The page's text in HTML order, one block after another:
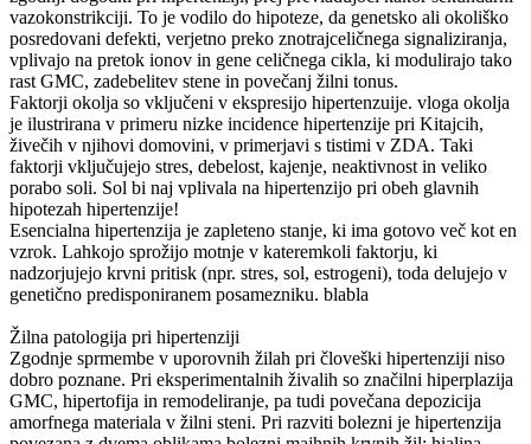
vazokonstrikciji. To je vodilo do hipoteze, da genetsko ali okoliško
posredovani defekti, verjetno preko znotrajceličnega signaliziranja,
vplivajo na pretok ionov in gene celičnega cikla, ki modulirajo tako
rast GMC, zadebelitev stene in povečanj žilni tonus.
Faktorji okolja so vključeni v ekspresijo hipertenzuije. vloga okolja
je ilustrirana v primeru nizke incidence hipertenzije pri Kitajcih,
živečih v njihovi domovini, v primerjavi s tistimi v ZDA. Taki
faktorji vključujejo stres, debelost, kajenje, neaktivnost in veliko
porabo soli. Sol bi naj vplivala na hipertenzijo pri obeh glavnih
hipotezah hipertenzije!
Esencialna hipertenzija je zapleteno stanje, ki ima gotovo več kot en
vzrok. Lahkojo sprožijo motnje v kateremkoli faktorju, ki
nadzorjujejo krvni pritisk (npr. stres, sol, estrogeni), toda delujejo v
genetično predisponiranem posamezniku. blabla
Žilna patologija pri hipertenziji
Zgodnje sprmembe v uporovnih žilah pri človeški hipertenziji niso
dobro poznane. Pri eksperimentalnih živalih so značilni hiperplazija
GMC, hipertofija in remodeliranje, pa tudi povečana depozicija
amorfnega materiala v žilni steni. Pri razviti bolezni je hipertenzija